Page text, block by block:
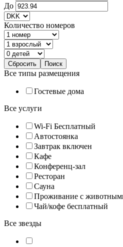
До
Количество номеров
Все типы размещения
Гостевые дома
Все услуги
Wi-Fi Бесплатный
Автостоянка
Завтрак включен
Кафе
Конференц-зал
Ресторан
Сауна
Проживание с
Чай/кофе бесплатный
Все звезды